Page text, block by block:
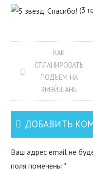
(3
КАК
СПЛАНИРОВАТЬ
ПОДЪЕМ НА
ЭМЭЙШАНЬ
ДОБАВИТЬ
Ваш адрес email не
поля помечены*